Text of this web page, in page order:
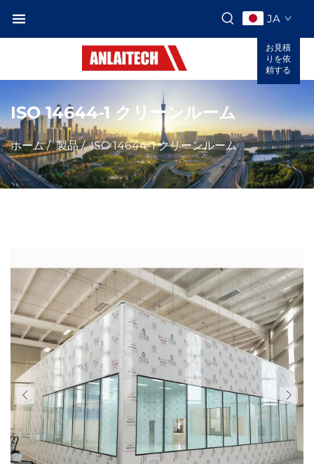
JA
お見積
りを依
頼する
ISO 14644-1 クリーンルーム
ホーム/製品/ISO 14644-1 クリーンルーム